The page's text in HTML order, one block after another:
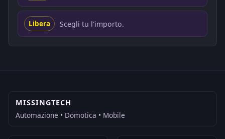
Libera Scegli tu l'importo.
MISSINGTECH
Automazione • Domotica • Mobile